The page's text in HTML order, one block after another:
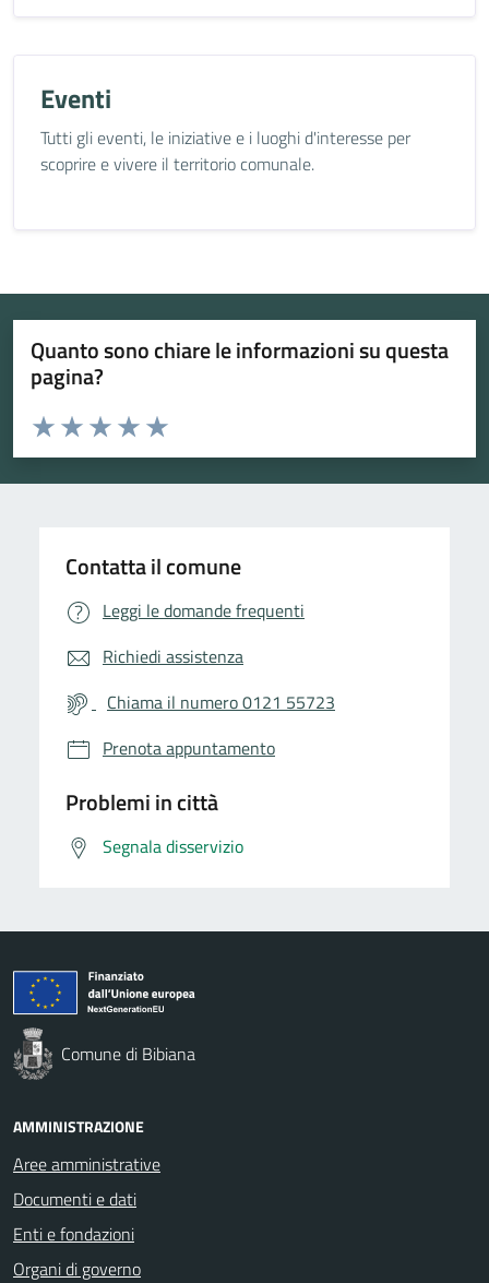
Eventi
Tutti gli eventi, le iniziative e i luoghi d'interesse per
scoprire e vivere il territorio comunale.
Quanto sono chiare le informazioni su questa
pagina?
Valuta da 1 a 5 stelle la pagina
Valuta 5 stelle su 5
Valuta 4 stelle su 5
Valuta 3 stelle su 5
Valuta 2 stelle su 5
Valuta 1 stelle su 5
Contatta il comune
Leggi le domande frequenti
Richiedi assistenza
Chiama il numero 0121 55723
Prenota appuntamento
Problemi in città
Segnala disservizio
Comune di Bibiana
AMMINISTRAZIONE
Aree amministrative
Documenti e dati
Enti e fondazioni
Organi di governo